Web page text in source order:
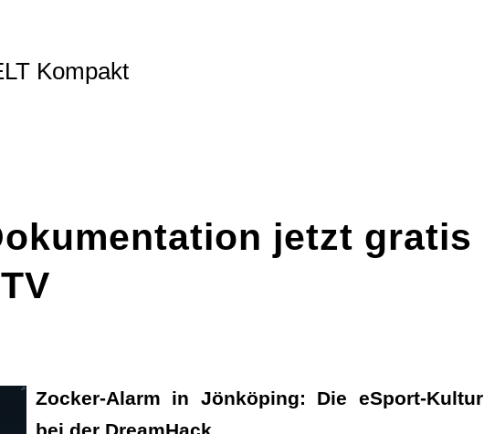
Kompakt
jetzt gratis
Zocker-Alarm in Jönköping: Die eSport-Kultur